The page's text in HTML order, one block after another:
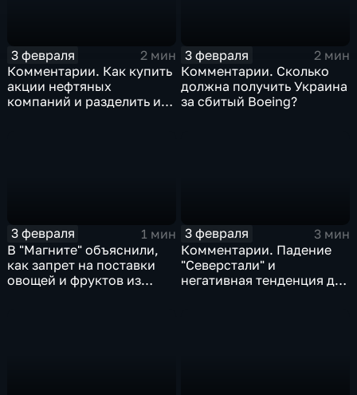
3 февраля
2 мин
Комментарии. Как купить
акции нефтяных
компаний и разделить их
3 февраля
2 мин
Комментарии. Сколько
должна получить Украина
за сбитый Boeing?
3 февраля
1 мин
В "Магните" объяснили,
как запрет на поставки
овощей и фруктов из
3 февраля
3 мин
Комментарии. Падение
"Северстали" и
негативная тенденция для